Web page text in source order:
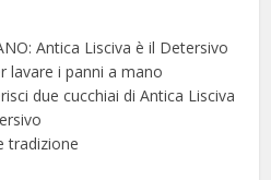
Antica Lisciva è il Detersivo
lavare i panni a mano
due cucchiai di Antica Lisciva
tradizione